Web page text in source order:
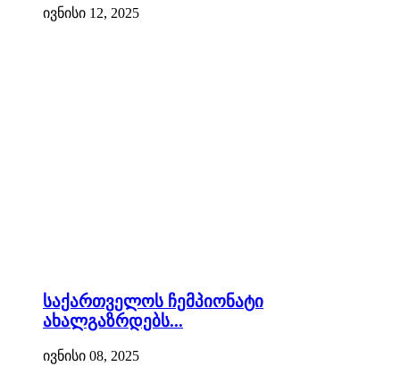
ივნისი 12, 2025
საქართველოს ჩემპიონატი
ახალგაზრდებს...
ივნისი 08, 2025